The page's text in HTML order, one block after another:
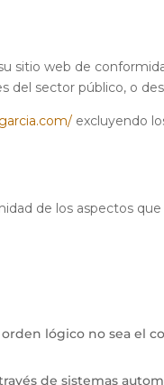
sitio web de
del sector público, o
excluyendo
de los aspectos
lógico no sea el
de sistemas